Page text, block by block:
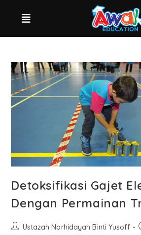
Detoksifikasi Gajet
Dengan Permainan
Ustazah Norhidayah Binti Yusoff